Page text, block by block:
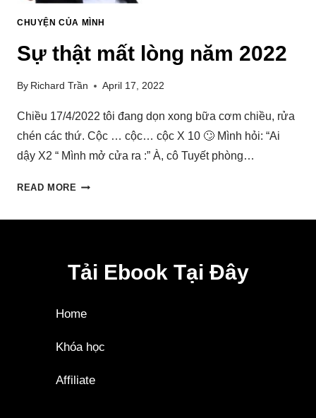
CHUYỆN CỦA MÌNH
Sự thật mất lòng năm 2022
By Richard Trần April 17, 2022
Chiều 17/4/2022 tôi đang dọn xong bữa cơm chiều, rửa
chén các thứ. Cộc … cộc… cộc X 10 🙄 Mình hỏi: “Ai
dậy X2 “ Mình mở cửa ra :” À, cô Tuyết phòng…
READ MORE
Tải Ebook Tại Đây
Home
Khóa học
Affiliate